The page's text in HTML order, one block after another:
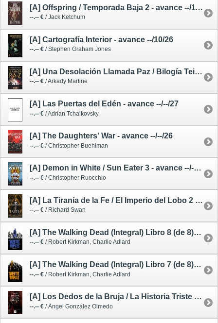
[A] Offspring / Temporada Baja 2 - avance --/11/26
--.-- € / Jack Ketchum
[A] Cartografía Interior - avance --/10/26
--.-- € / Stephen Graham Jones
[A] Una Desolación Llamada Paz / Bilogía Teixcalaán 2 - avance --/--/26
--.-- € / Arkady Martine
[A] Las Puertas del Edén - avance --/--/27
--.-- € / Adrian Tchaikovsky
[A] The Daughters' War - avance --/--/26
--.-- € / Christopher Buehlman
[A] Demon in White / Sun Eater 3 - avance --/--/27
--.-- € / Christopher Ruocchio
[A] La Tiranía de la Fe / El Imperio del Lobo 2 - avance --/11/26
--.-- € / Richard Swan
[A] The Walking Dead (Integral) Libro 8 (de 8) - cómic - avance --/--/26
--.-- € / Robert Kirkman, Charlie Adlard
[A] The Walking Dead (Integral) Libro 7 (de 8) - cómic - avance --/--/26
--.-- € / Robert Kirkman, Charlie Adlard
[A] Los Dedos de la Bruja / La Historia Triste de un Hombre Justo 2 - avance --/--/26
--.-- € / Ángel González Olmedo